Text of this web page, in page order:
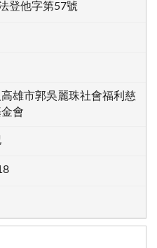
登他字第57號
雄市郭吳麗珠社會福利慈
會